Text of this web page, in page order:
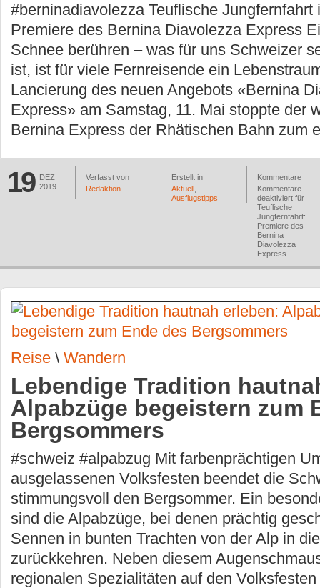
#berninadiavolezza Teuflische Jungfernfahrt
Premiere des Bernina Diavolezza Express
Schnee berühren – was für uns Schweizer
ist, ist für viele Fernreisende ein
Lancierung des neuen Angebots «Bernina
Express» am Samstag, 11. Mai stoppte der
Bernina Express der Rhätischen Bahn zum
19
DEZ
2019
Verfasst von
Redaktion
Erstellt in
Aktuell
Ausflugstipps
Kommentare
Kommentare
deaktiviert für
Teuflische
Jungfernfahrt:
Premiere des
Bernina
Diavolezza
Express
Reise \ Wandern
Lebendige Tradition
Alpabzüge begeistern zum
Bergsommers
#schweiz #alpabzug Mit farbenprächtigen
ausgelassenen Volksfesten beendet die
stimmungsvoll den Bergsommer. Ein
sind die Alpabzüge, bei denen prächtig
Sennen in bunten Trachten von der Alp in
zurückkehren. Neben diesem
regionalen Spezialitäten auf den